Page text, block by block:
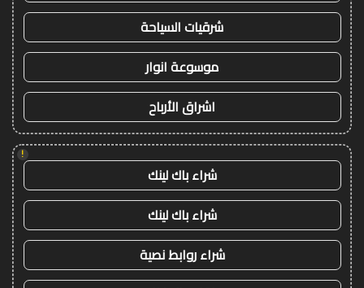
شرقيات السياحة
موسوعة انوار
اشراق الأرباح
!
شراء باك لينك
شراء باك لينك
شراء روابط نصية